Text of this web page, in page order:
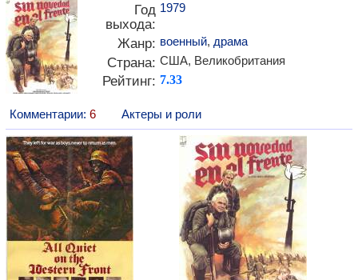
Год
выхода:
1979
Жанр: военный, драма
Страна: США, Великобритания
Рейтинг: 7.33
Комментарии: 6 Актеры и роли